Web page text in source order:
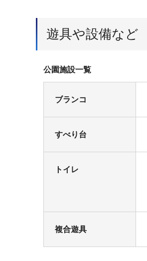
遊具や設備など
公園施設一覧
ブランコ
すべり台
トイレ
複合遊具